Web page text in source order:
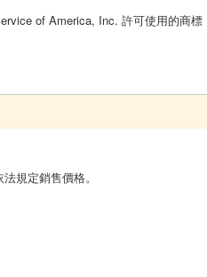
of America, Inc. 許可使用的商標
規定銷售價格。